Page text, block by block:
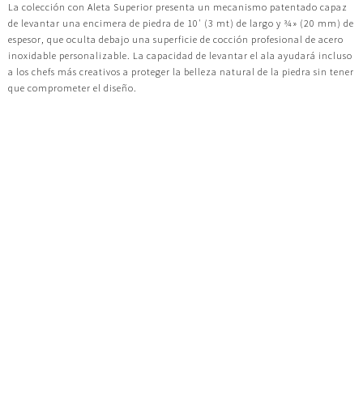
La colección con Aleta Superior presenta un mecanismo patentado capaz
de levantar una encimera de piedra de 10′ (3 mt) de largo y ¾» (20 mm) de
espesor, que oculta debajo una superficie de cocción profesional de acero
inoxidable personalizable. La capacidad de levantar el ala ayudará incluso
a los chefs más creativos a proteger la belleza natural de la piedra sin tener
que comprometer el diseño.